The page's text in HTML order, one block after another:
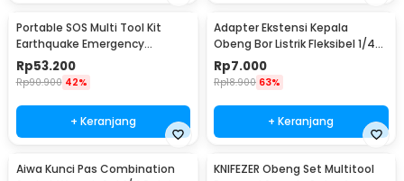
Portable SOS Multi Tool Kit
Earthquake Emergency
Outdoor Survival - JT21
Rp53.200
Rp90.900 42%
+ Keranjang
Adapter Ekstensi Kepala
Obeng Bor Listrik Fleksibel 1/4
Inch 290mm - HT566
Rp7.000
Rp18.900 63%
+ Keranjang
Aiwa Kunci Pas Combination
KNIFEZER Obeng Set Multitool